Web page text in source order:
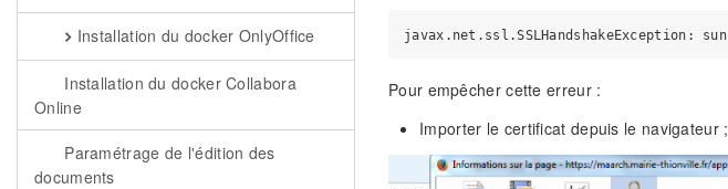
Installation du docker OnlyOffice
Installation du docker Collabora
Online
Paramétrage de l'édition des
documents
Pour empêcher cette erreur :
Importer le certificat depuis le navigateur ;